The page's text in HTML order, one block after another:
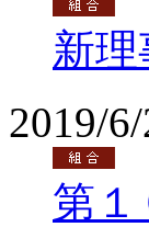
新
2019/
第